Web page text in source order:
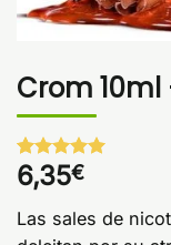
Crom 10ml
Valorado
con5de 5
1
valoración
6,35€
Las sales de